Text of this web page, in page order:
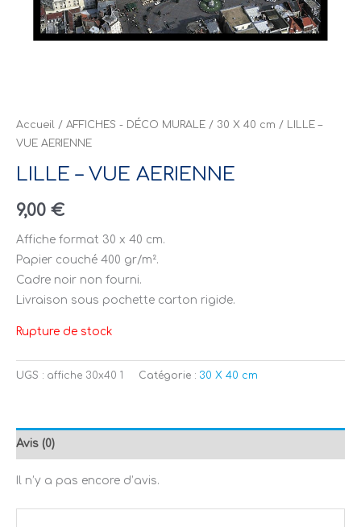
Accueil / AFFICHES - DÉCO MURALE / 30 X 40 cm / LILLE –
VUE AERIENNE
LILLE – VUE AERIENNE
9,00 €
Affiche format 30 x 40 cm.
Papier couché 400 gr/m².
Cadre noir non fourni.
Livraison sous pochette carton rigide.
Rupture de stock
UGS : affiche 30x40 1 Catégorie : 30 X 40 cm
Avis (0)
Il n’y a pas encore d’avis.